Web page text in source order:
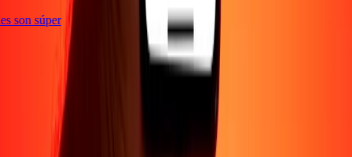
son súper
Blog Corporativo